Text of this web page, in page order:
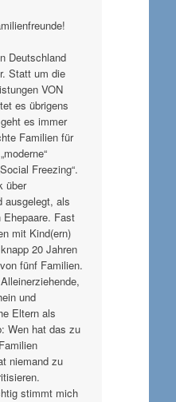
Deutschland
Statt um die
VON
es übrigens
es immer
Familien für
Freezing“.
über
ausgelegt, als
Fast
mit Kind(ern)
20 Jahren
fünf Familien.
und
Eltern als
Wen hat das zu
niemand zu
stimmt mich